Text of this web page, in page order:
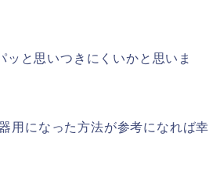
と思いつきにくいかと思いま
用になった方法が参考になれば幸